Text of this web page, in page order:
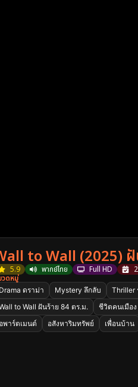
to Wall (2025) ฝั
5.9 พากย์ไทย Full HD
วดหมู่
Drama ดราม่า Mystery ลึกลับ Thriller
to Wall ฝันร้าย 84 ตร.ม.
ชีวิตคนเมือง
อพาร์ตเมนต์
อสังหาริมทรัพย์ เพื่อนบ้าน